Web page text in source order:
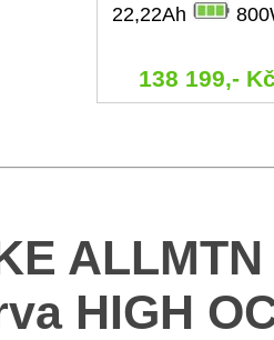
22,22Ah
138 199,-
HIGH